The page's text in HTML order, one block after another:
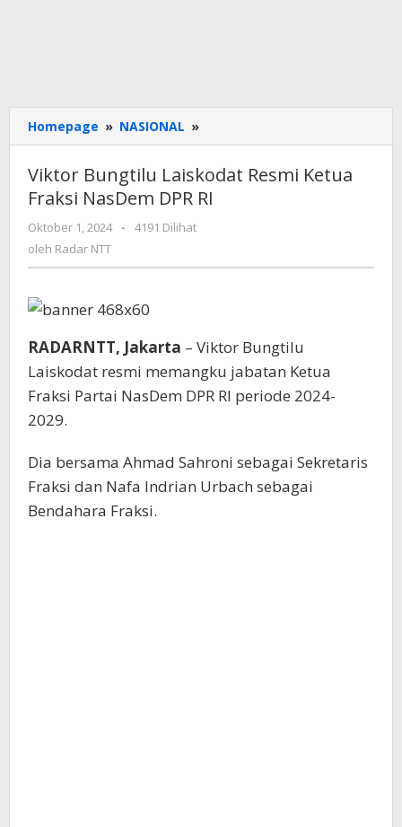
Homepage » NASIONAL »
Bungtilu
Resmi
Ketua
Viktor Bungtilu Laiskodat Resmi Ketua
Fraksi NasDem DPR RI
Oktober 1, 2024
oleh
-
4191 Dilihat
oleh Radar NTT
RADARNTT, Jakarta – Viktor Bungtilu
Laiskodat resmi memangku jabatan Ketua
Fraksi Partai NasDem DPR RI periode 2024-
2029.
Dia bersama Ahmad Sahroni sebagai Sekretaris
Fraksi dan Nafa Indrian Urbach sebagai
Bendahara Fraksi.